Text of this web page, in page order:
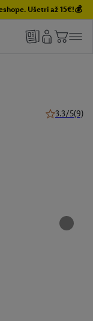
Ušetri až 15€!💰
3.3/5(9)